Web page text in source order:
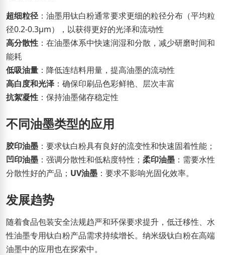
超细粒径：油墨用钛白粉通常要求更细的粒径分布（平均粒
径0.2-0.3μm），以获得更好的光泽和流动性
高分散性 ：在油墨体系中快速润湿和分散，减少研磨时间和
能耗
低吸油量 ：降低连结料用量，提高油墨的流动性
高白度和光泽：确保印刷品色彩鲜艳、层次丰富
抗絮凝性 ：保持油墨储存稳定性
不同油墨类型的应用
胶印油墨 ：要求钛白粉具有良好的流变性和快速固着性能；
凹印油墨 ：强调分散性和低粘度特性； 柔印油墨 ：需要水性
分散性好的产品； UV油墨 ：要求不影响光固化效率。
发展趋势
随着食品包装安全法规趋严和环保要求提升，低迁移性、水
性油墨专用钛白粉产品需求持续增长。纳米级钛白粉在高端
油墨中的应用也在探索中。